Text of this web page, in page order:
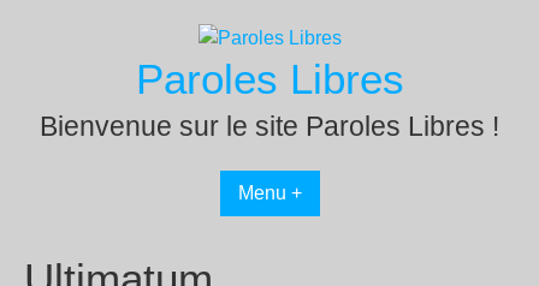
Paroles Libres
Bienvenue sur le site Paroles Libres !
Menu +